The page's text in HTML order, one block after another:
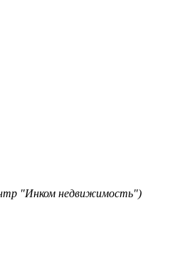
"Инком недвижимость")